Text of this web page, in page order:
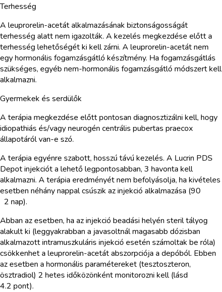
Terhesség
A leuprorelin-acetát alkalmazásának biztonságosságát
terhesség alatt nem igazolták. A kezelés megkezdése előtt a
terhesség lehetőségét ki kell zárni. A leuprorelin-acetát nem
egy hormonális fogamzásgátló készítmény. Ha fogamzásgátlás
szükséges, egyéb nem-hormonális fogamzásgátló módszert kell
alkalmazni.
Gyermekek és serdülők
A terápia megkezdése előtt pontosan diagnosztizálni kell, hogy
idiopathiás és/vagy neurogén centrális pubertas praecox
állapotáról van-e szó.
A terápia egyénre szabott, hosszú távú kezelés. A Lucrin PDS
Depot injekciót a lehető legpontosabban, 3 havonta kell
alkalmazni. A terápia eredményét nem befolyásolja, ha kivételes
esetben néhány nappal csúszik az injekció alkalmazása (90
2 nap).
Abban az esetben, ha az injekció beadási helyén steril tályog
alakult ki (leggyakrabban a javasoltnál magasabb dózisban
alkalmazott intramuszkuláris injekció esetén számoltak be róla)
csökkenhet a leuprorelin-acetát abszorpciója a depóból. Ebben
az esetben a hormonális paramétereket (tesztoszteron,
ösztradiol) 2 hetes időközönként monitorozni kell (lásd
4.2 pont).